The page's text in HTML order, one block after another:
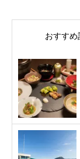
おすすめ